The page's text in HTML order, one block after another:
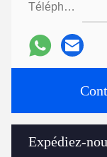
Téléphone:
Expédiez-